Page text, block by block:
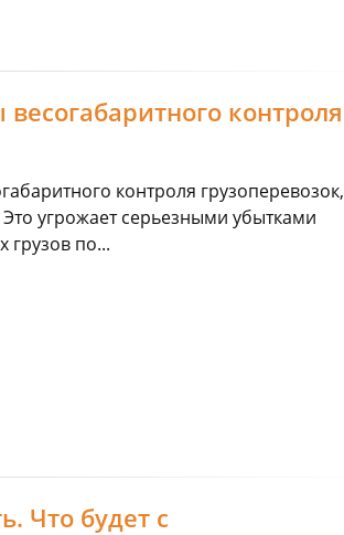
контроля
контроля грузоперевозок,
угрожает серьезными убытками
грузов по...
Что будет с